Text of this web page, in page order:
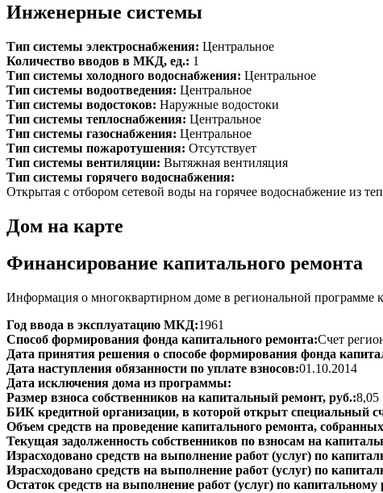
Инженерные системы
Тип системы электроснабжения: Центральное
Количество вводов в МКД, ед.: 1
Тип системы холодного водоснабжения: Центральное
Тип системы водоотведения: Центральное
Тип системы водостоков: Наружные водостоки
Тип системы теплоснабжения: Центральное
Тип системы газоснабжения: Центральное
Тип системы пожаротушения: Отсутствует
Тип системы вентиляции: Вытяжная вентиляция
Тип системы горячего водоснабжения:
Открытая с отбором сетевой воды на горячее водоснабжение из
Дом на карте
Финансирование капитального ремонта
Информация о многоквартирном доме в региональной программе
Год ввода в эксплуатацию МКД:1961
Способ формирования фонда капитального ремонта:Счет
Дата принятия решения о способе формирования фонда
Дата наступления обязанности по уплате взносов:01.10.2014
Дата исключения дома из программы:
Размер взноса собственников на капитальный ремонт, руб.:8,05
БИК кредитной организации, в которой открыт специальный
Объем средств на проведение капитального ремонта,
Текущая задолженность собственников по взносам на
Израсходовано средств на выполнение работ (услуг) по
Израсходовано средств на выполнение работ (услуг) по
Остаток средств на выполнение работ (услуг) по капитальному